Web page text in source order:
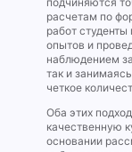
расчетам по
работ
опытов и
наблюдением
так и
четкое
Оба этих
качественную
основании